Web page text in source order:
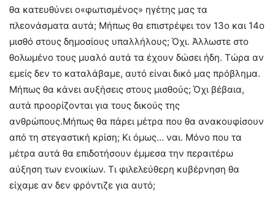
θα κατευθύνει ο«φωτισμένος» ηγέτης μας τα
πλεονάσματα αυτά; Μήπως θα επιστρέψει τον 13ο και 14ο
μισθό στους δημοσίους υπαλλήλους; Όχι. Άλλωστε στο
θολωμένο τους μυαλό αυτά τα έχουν δώσει ήδη. Τώρα αν
εμείς δεν το καταλάβαμε, αυτό είναι δικό μας πρόβλημα.
Μήπως θα κάνει αυξήσεις στους μισθούς; Όχι βέβαια,
αυτά προορίζονται για τους δικούς της
ανθρώπους.Μήπως θα πάρει μέτρα που θα ανακουφίσουν
από τη στεγαστική κρίση; Κι όμως… ναι. Μόνο που τα
μέτρα αυτά θα επιδοτήσουν έμμεσα την περαιτέρω
αύξηση των ενοικίων. Τι φιλελεύθερη κυβέρνηση θα
είχαμε αν δεν φρόντιζε για αυτό;